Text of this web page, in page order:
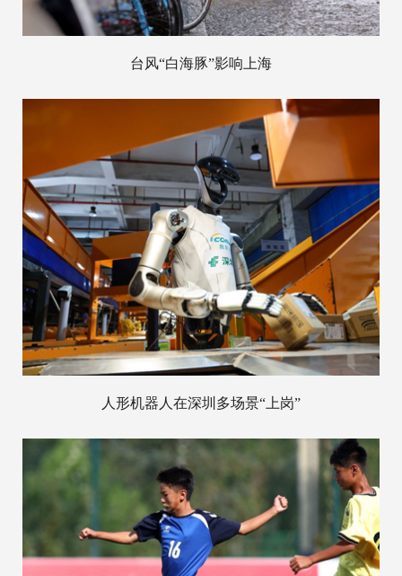
台风“白海豚”影响上海
人形机器人在深圳多场景“上岗”